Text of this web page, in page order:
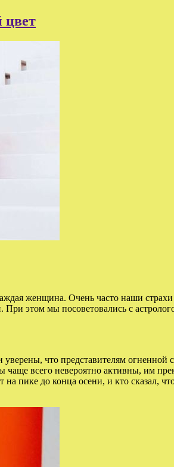
цвет
женщина. Очень часто наши
этом мы посоветовались с
что представителям
всего невероятно активны, им
пике до конца осени, и кто сказал,